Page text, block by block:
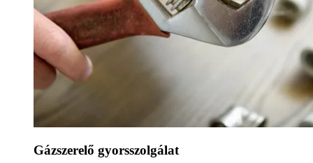
Gázszerelő gyorsszolgálat